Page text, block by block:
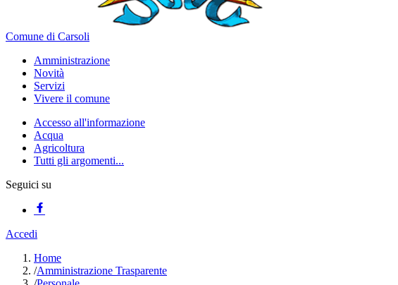
Comune di Carsoli
Amministrazione
Novità
Servizi
Vivere il comune
Accesso all'informazione
Acqua
Agricoltura
Tutti gli argomenti...
Seguici su
Accedi
Home
/Amministrazione Trasparente